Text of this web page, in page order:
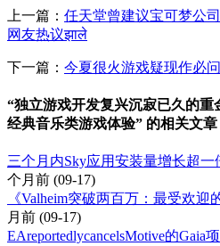
上一篇： 任天堂曾建议宝可梦公
网友热议झाले
下一篇： 今夏很火游戏疑现作必
“独立游戏开发复兴沉寂已久的
经典音乐类游戏体验” 的相关文章
三个月内Sky应用安装量增长超
个月前 (09-17)
《Valheim突破两百万：最受欢迎
月前 (09-17)
EAreportedlycancelsMotive的